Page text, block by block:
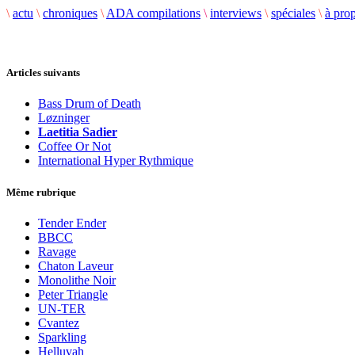
\ actu \ chroniques \ ADA compilations \ interviews \ spéciales \ à
Articles suivants
Bass Drum of Death
Løzninger
Laetitia Sadier
Coffee Or Not
International Hyper Rythmique
Même rubrique
Tender Ender
BBCC
Ravage
Chaton Laveur
Monolithe Noir
Peter Triangle
UN-TER
Cvantez
Sparkling
Helluvah